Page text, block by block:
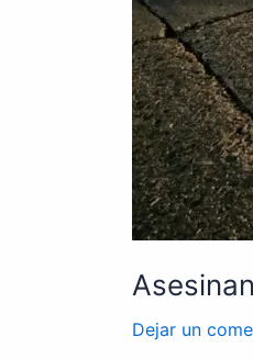
Dejar un